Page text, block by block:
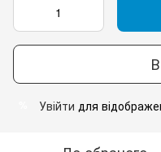
Увійти для